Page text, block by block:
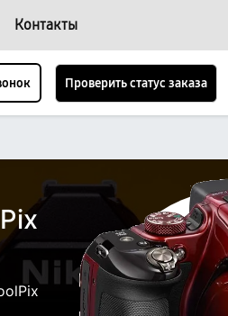
Контакты
Проверить статус заказа